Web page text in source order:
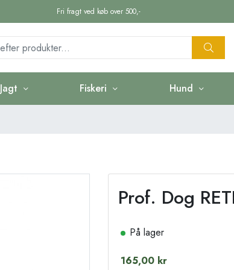
Fri fragt ved køb over 500,-
Jagt Fiskeri Hund
Prof. Dog
På lager
165,00 kr